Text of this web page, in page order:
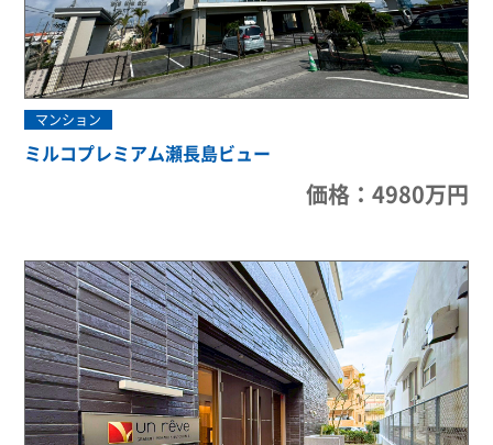
マンション
ミルコプレミアム瀬長島ビュー
価格：4980万円